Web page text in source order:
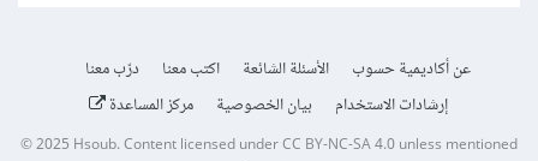
عن أكاديمية حسوب الأسئلة الشائعة اكتب معنا
درّب معنا
إرشادات الاستخدام
بيان الخصوصية مركز المساعدة
© 2025Hsoub.Content licensed underCC BY-NC-SA 4.0unless mentioned